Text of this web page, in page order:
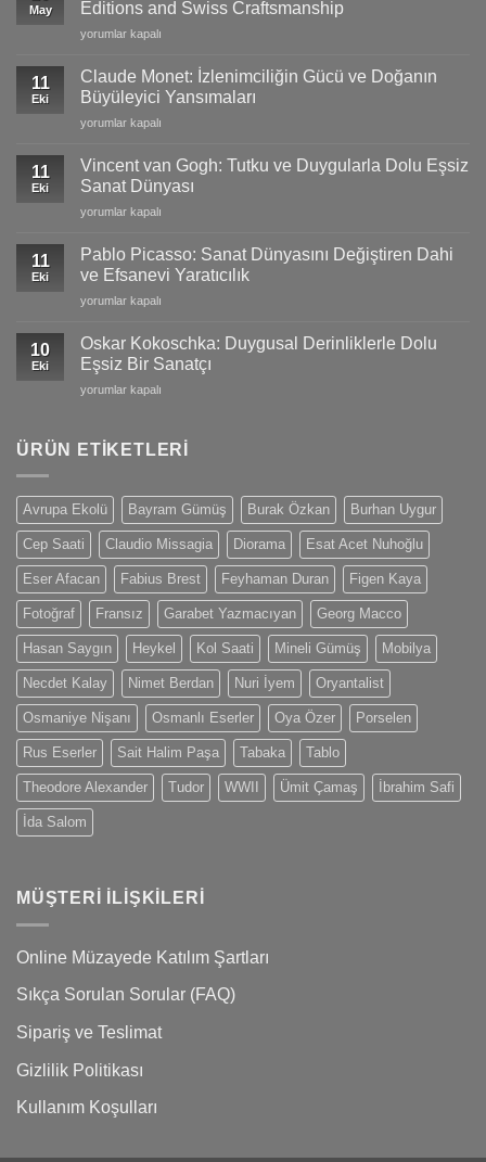
May
Editions and Swiss Craftsmanship
Antoine
Watches:
18k
Gold
Models,
Editions
and
Craftsmanship
yorumlar kapalı
11
Eki
Claude Monet: İzlenimciliğin Gücü ve Doğanın
Büyüleyici Yansımaları
Claude
İzlenimciliğin
Gücü
ve
Doğanın
Yansımaları
için
yorumlar kapalı
11
Eki
Vincent van Gogh: Tutku ve Duygularla Dolu Eşsiz
Sanat Dünyası
Vincent
Gogh:
Tutku
ve
Duygularla
Eşsiz
Sanat
Dünyası
için
yorumlar kapalı
11
Eki
Pablo Picasso: Sanat Dünyasını Değiştiren Dahi
ve Efsanevi Yaratıcılık
Pablo
Sanat
Dünyasını
Değiştiren
Dahi
Yaratıcılık
yorumlar kapalı
10
Eki
Oskar Kokoschka: Duygusal Derinliklerle Dolu
Eşsiz Bir Sanatçı
Oskar
Derinliklerle
Bir
Sanatçı
için
yorumlar kapalı
ÜRÜN ETIKETLERI
Avrupa Ekolü Bayram Gümüş Burak Özkan Burhan Uygur
Cep Saati Claudio Missagia Diorama Esat Acet Nuhoğlu
Eser Afacan Fabius Brest Feyhaman Duran Figen Kaya
Fotoğraf Fransız Garabet Yazmacıyan Georg Macco
Hasan Saygın Heykel Kol Saati Mineli Gümüş Mobilya
Necdet Kalay Nimet Berdan Nuri İyem Oryantalist
Osmaniye Nişanı Osmanlı Eserler Oya Özer Porselen
Rus Eserler Sait Halim Paşa Tabaka Tablo
Theodore Alexander Tudor WWII Ümit Çamaş İbrahim Safi
İda Salom
MÜŞTERI İLIŞKILERI
Online Müzayede Katılım Şartları
Sıkça Sorulan Sorular (FAQ)
Sipariş ve Teslimat
Gizlilik Politikası
Kullanım Koşulları